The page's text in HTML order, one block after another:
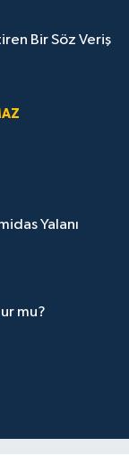
Bir Söz Veriş
Yalanı
mu?